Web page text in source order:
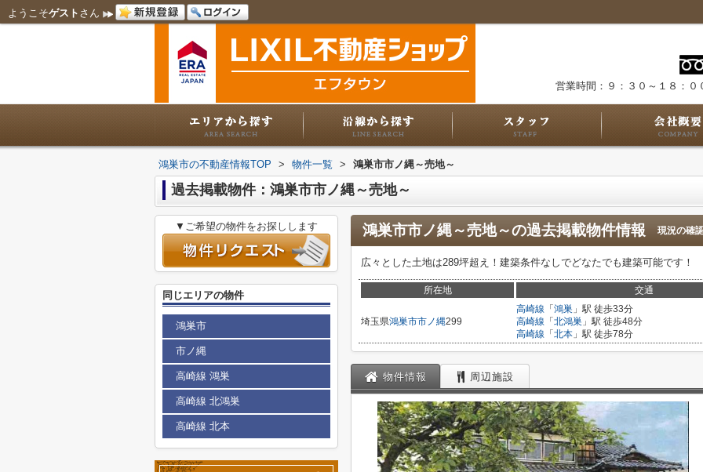
ようこそゲスト さん
営業時間：９：３０～１８：０
鴻巣市の不動産情報TOP > 物件一覧 > 鴻巣市市ノ縄～売地～
過去掲載物件：鴻巣市市ノ縄～売地～
鴻巣市市ノ縄～売地～の過去掲載物件情報 現況の確
広々とした土地は289坪超え！建築条件なしでどなたでも建築可能です！
所在地 交通
埼玉県鴻巣市市ノ縄299
高崎線 「 鴻巣 」駅 徒歩33分
高崎線 「 北鴻巣 」駅 徒歩48分
高崎線 「 北本 」駅 徒歩78分
物件情報 周辺施設
▼ご希望の物件をお探しします
同じエリアの物件
鴻巣市
市ノ縄
高崎線 鴻巣
高崎線 北鴻巣
高崎線 北本